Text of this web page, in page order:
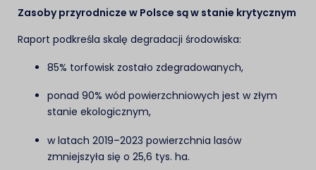
Zasoby przyrodnicze w Polsce są w stanie krytycznym
Raport podkreśla skalę degradacji środowiska:
85% torfowisk zostało zdegradowanych,
ponad 90% wód powierzchniowych jest w złym
stanie ekologicznym,
w latach 2019–2023 powierzchnia lasów
zmniejszyła się o 25,6 tys. ha.